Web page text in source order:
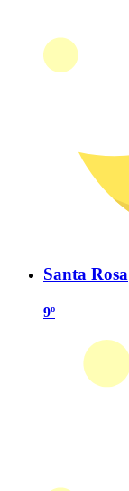
Santa Rosa
9º